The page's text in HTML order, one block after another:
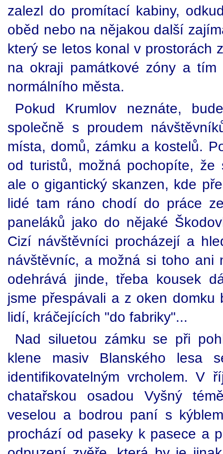
zalezl do promítací kabiny,
oběd nebo na nějakou další
který se letos konal v prostorách
na okraji památkové zóny a
normálního města.
Pokud Krumlov neznáte,
společně s proudem
místa, domů, zámku a kostelů.
od turistů, možná pochopíte,
ale o gigantický skanzen, kde
lidé tam ráno chodí do práce
paneláků jako do nějaké
Cizí návštěvníci procházejí a
návštěvníc, a možná si toho ani
odehrává jinde, třeba kousek
jsme přespávali a z oken domku
lidí, kráčejících "do fabriky"...
Nad siluetou zámku se při
klene masiv Blanského lesa
identifikovatelným vrcholem.
chatařskou osadou Vyšný
veselou a bodrou paní s
prochází od paseky k pasece a